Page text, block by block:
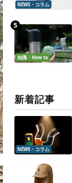
NEWS・コラム
知識・How to
新着記事
NEWS・コラム